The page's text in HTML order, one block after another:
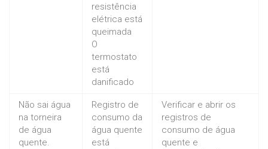
resistência
elétrica está
queimada
O
termostato
está
danificado
Não sai água
na torneira
de água
quente.
Registro de
consumo da
água quente
está
Verificar e abrir os
registros de
consumo de água
quente e